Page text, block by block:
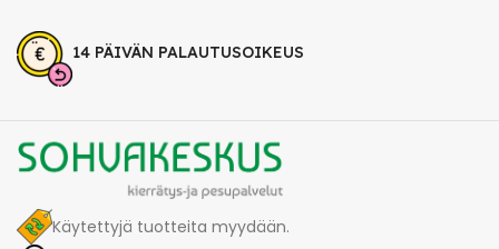
14 PÄIVÄN PALAUTUSOIKEUS
Käytettyjä tuotteita myydään.